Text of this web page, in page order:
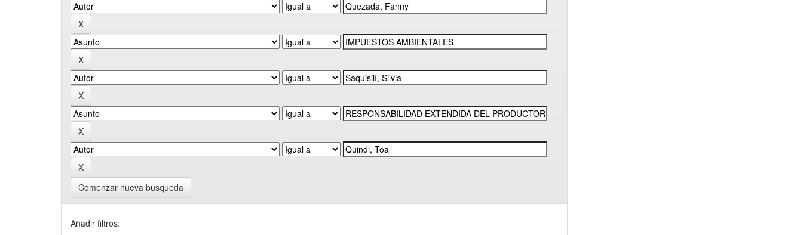
Comenzar nueva busqueda
Añadir filtros: